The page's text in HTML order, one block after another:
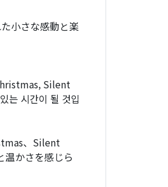
小さな感動と楽
Silent
는 시간이 될 것입
、Silent
かさを感じら